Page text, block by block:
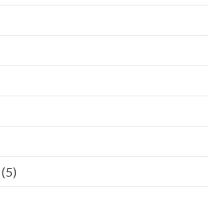
(5)